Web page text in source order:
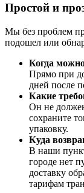
Простой и
Мы без проблем
подошел или
Когда
Прямо при
дней после
Какие
Он не
сохраните
упаковку.
Куда
В наши
городе нет
доставку
тарифам